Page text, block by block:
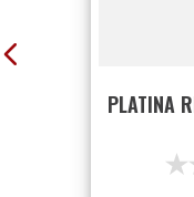
PLATINA